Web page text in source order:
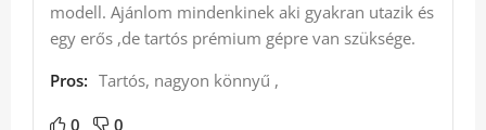
modell. Ajánlom mindenkinek aki gyakran utazik és
egy erős ,de tartós prémium gépre van szüksége.
Pros: Tartós, nagyon könnyű ,
0 0